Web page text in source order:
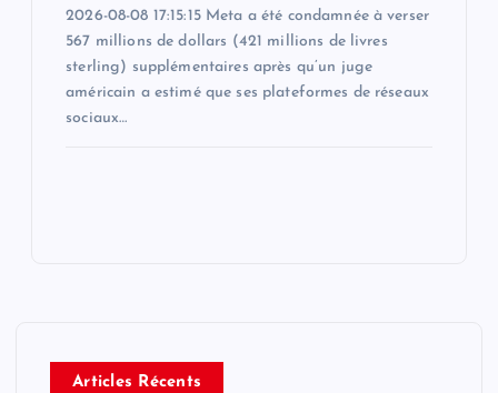
2026-08-08 17:15:15 Meta a été condamnée à verser
567 millions de dollars (421 millions de livres
sterling) supplémentaires après qu’un juge
américain a estimé que ses plateformes de réseaux
sociaux…
Articles Récents